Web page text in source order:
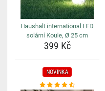
Haushalt international LED
solární Koule, Ø 25 cm
399 Kč
NOVINKA